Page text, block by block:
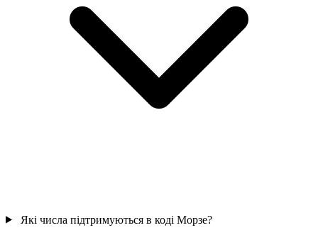
Які числа підтримуються в коді Морзе?